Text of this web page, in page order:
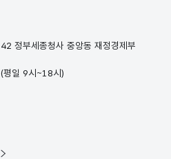
정부세종청사 중앙동 재정경제부
(평일 9시~18시)